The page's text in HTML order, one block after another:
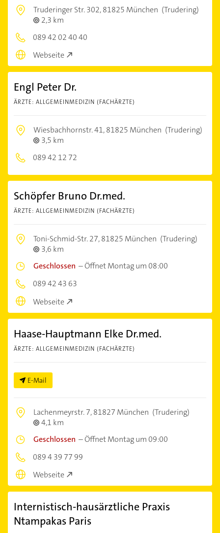
Truderinger Str. 302,81825 München (Trudering)
2,3 km
089 42 02 40 40
Webseite
Engl Peter Dr.
ÄRZTE: ALLGEMEINMEDIZIN (FACHÄRZTE)
Wiesbachhornstr. 41,81825 München (Trudering)
3,5 km
089 42 12 72
Schöpfer Bruno Dr.med.
ÄRZTE: ALLGEMEINMEDIZIN (FACHÄRZTE)
Toni-Schmid-Str. 27,81825 München (Trudering)
3,6 km
Geschlossen –Öffnet Montag um 08:00
089 42 43 63
Webseite
Haase-Hauptmann Elke Dr.med.
ÄRZTE: ALLGEMEINMEDIZIN (FACHÄRZTE)
E-Mail
Lachenmeyrstr. 7,81827 München (Trudering)
4,1 km
Geschlossen –Öffnet Montag um 09:00
089 4 39 77 99
Webseite
Internistisch-hausärztliche Praxis
Ntampakas Paris